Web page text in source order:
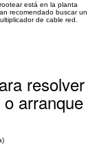
está en la planta
recomendado buscar un
de cable red.
resolver
arranque